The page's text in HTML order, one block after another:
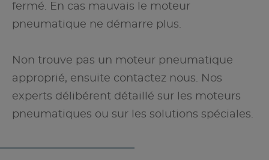
fermé. En cas mauvais le moteur
pneumatique ne démarre plus.
Non trouve pas un moteur pneumatique
approprié, ensuite contactez nous. Nos
experts délibérent détaillé sur les moteurs
pneumatiques ou sur les solutions spéciales.